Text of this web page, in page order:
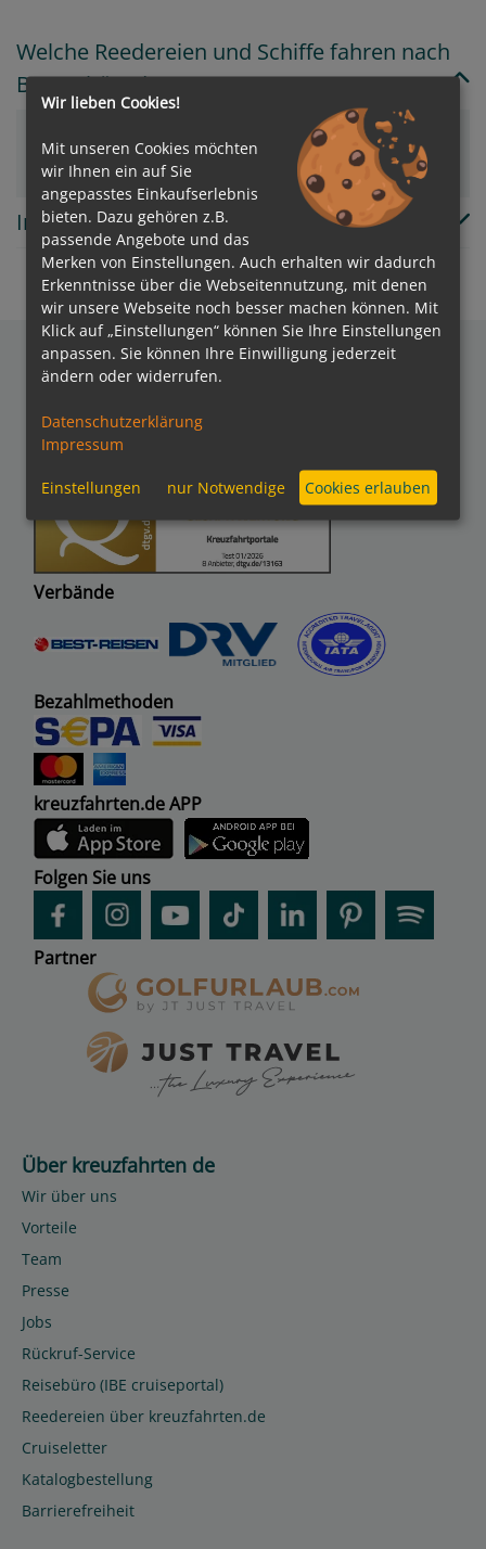
Welche Reedereien und Schiffe fahren nach
Bergeshövede?
VIVA Cruises
In welchem Land/Insel liegt Bergeshövede?
Auszeichnungen
Verbände
Bezahlmethoden
kreuzfahrten.de APP
Folgen Sie uns
Partner
Über kreuzfahrten de
Wir über uns
Vorteile
Team
Presse
Jobs
Rückruf-Service
Reisebüro (IBE cruiseportal)
Reedereien über kreuzfahrten.de
Cruiseletter
Katalogbestellung
Barrierefreiheit
Wir lieben Cookies!
Mit unseren Cookies möchten
wir Ihnen ein auf Sie
angepasstes Einkaufserlebnis
bieten. Dazu gehören z.B.
passende Angebote und das
Merken von Einstellungen. Auch erhalten wir dadurch
Erkenntnisse über die Webseitennutzung, mit denen
wir unsere Webseite noch besser machen können. Mit
Klick auf „Einstellungen“ können Sie Ihre Einstellungen
anpassen. Sie können Ihre Einwilligung jederzeit
ändern oder widerrufen.
Datenschutzerklärung
Impressum
Einstellungen nur Notwendige Cookies erlauben